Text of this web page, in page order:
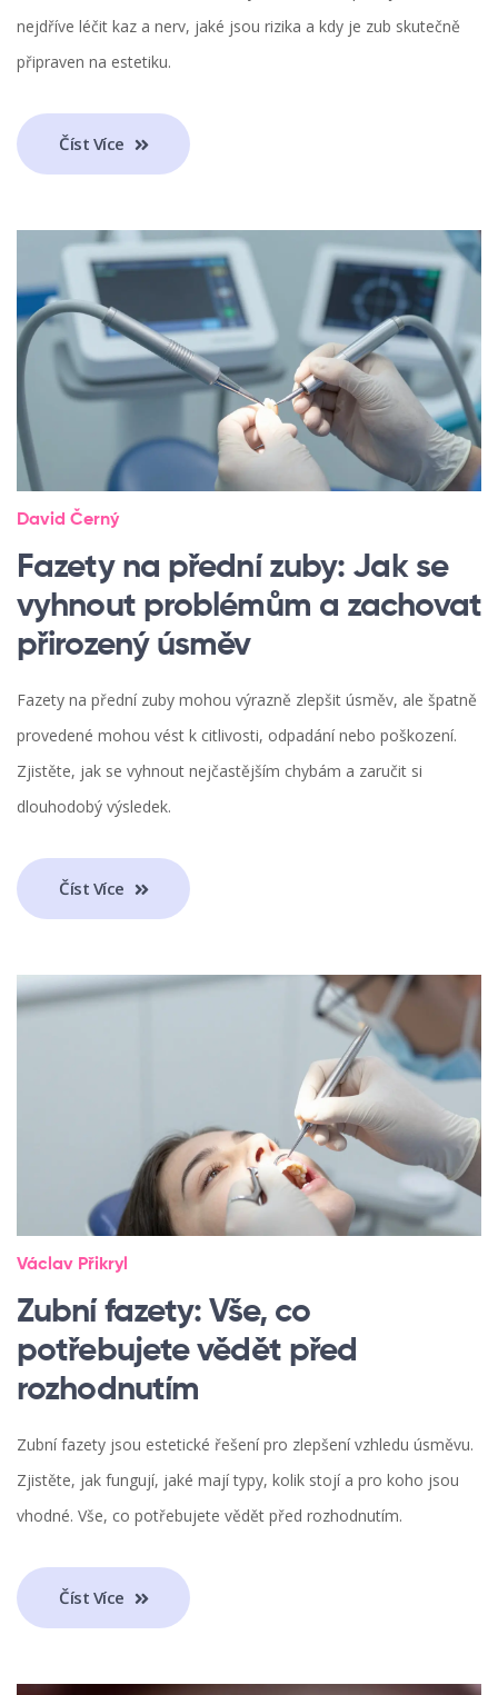
nejdříve léčit kaz a nerv, jaké jsou rizika a kdy je zub skutečně
připraven na estetiku.
Číst Více
David Černý
Fazety na přední zuby: Jak se
vyhnout problémům a zachovat
přirozený úsměv
Fazety na přední zuby mohou výrazně zlepšit úsměv, ale špatně
provedené mohou vést k citlivosti, odpadání nebo poškození.
Zjistěte, jak se vyhnout nejčastějším chybám a zaručit si
dlouhodobý výsledek.
Číst Více
Václav Přikryl
Zubní fazety: Vše, co
potřebujete vědět před
rozhodnutím
Zubní fazety jsou estetické řešení pro zlepšení vzhledu úsměvu.
Zjistěte, jak fungují, jaké mají typy, kolik stojí a pro koho jsou
vhodné. Vše, co potřebujete vědět před rozhodnutím.
Číst Více